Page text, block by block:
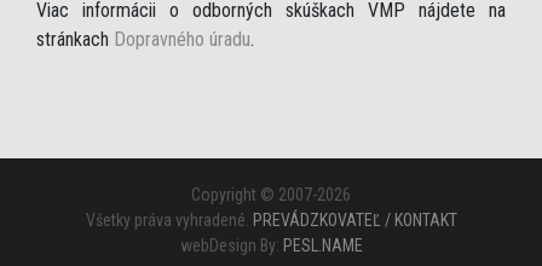
Viac informácii o odborných skúškach VMP nájdete na
stránkach Dopravného úradu.
Copyright © 2007-2026
Všetky práva vyhradené. PREVÁDZKOVATEĽ / KONTAKT
webDesign By: PESL.NAME